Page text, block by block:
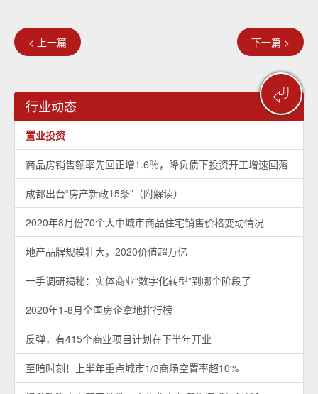
⏎
< 上一篇 下一篇 >
行业动态
置业投资
商品房销售额率先回正增1.6％，降负债下投资开工增速回落
成都出台“房产新政15条”（附解读）
2020年8月份70个大中城市商品住宅销售价格变动情况
地产品牌规模壮大，2020价值超万亿
一手调研揭秘：实体商业“数字化转型”到哪个阶段了
2020年1-8月全国房企拿地排行榜
反弹，有415个商业项目计划在下半年开业
至暗时刻！上半年重点城市1/3商场空置率超10%